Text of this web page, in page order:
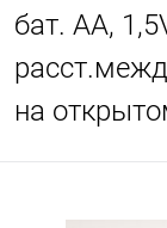
бат. AA,
на